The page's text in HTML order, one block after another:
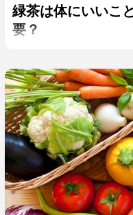
緑茶は体にいいこ
要？